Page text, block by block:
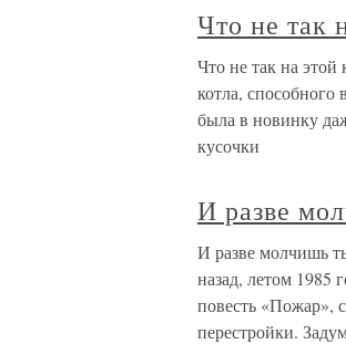
Что не так
Что не так на этой
котла, способного
была в новинку
кусочки
И разве
И разве молчишь
назад, летом 1985
повесть «Пожар»,
перестройки.